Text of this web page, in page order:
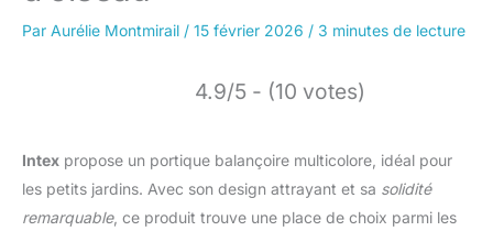
Par Aurélie Montmirail / 15 février 2026 / 3 minutes de lecture
4.9/5 - (10 votes)
Intex propose un portique balançoire multicolore, idéal pour
les petits jardins. Avec son design attrayant et sa solidité
remarquable, ce produit trouve une place de choix parmi les